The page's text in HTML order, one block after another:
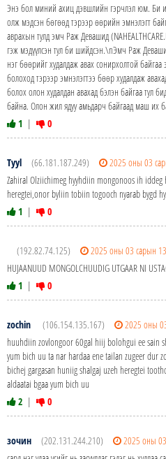
Энэ бол миний ахиц дэвшлийн гэрчлэл юм. Би
олж мэдсэн бөгөөд тэрээр өөрийн эмнэлэгт
аврахын тулд эмч Раж Девашид
гэж мэдүүлсэн тул би шийдсэн.\nЭмч Раж
нэг бөөрийг худалдаж авах сонирхолтой
болоход тэрээр эмнэлэгтээ бөөр худалдаж
болох олон худалдан авахад бэлэн байгаа тул
байна. Олон жил ядуу амьдарч байгаад маш их
1 | 0
Tyyl (66.181.187.249)
2025 оны 03
Zahiral Olziichimeg hyyhdiin mongonoos ih iddeg
heregtei,onor byliin tobiin togooch nyarab bygd
1 | 0
(192.82.74.125)
2025 оны 03 сарын 13
HUJAANUUD MONGOLCHUUDIG UTGAAR NI
1 | 0
zochin (106.154.135.167)
2025 оны
huuhdiin zovlongoor 60gal hiij bolohgui ee sain
yum bich uu ta nar hardaa ene tailan zugeer dur
bichej gargasan huniig shalgaj uzeh heregtei
aldaatai bgaa yum bich uu
2 | 0
зочин (202.131.244.210)
2025 оны